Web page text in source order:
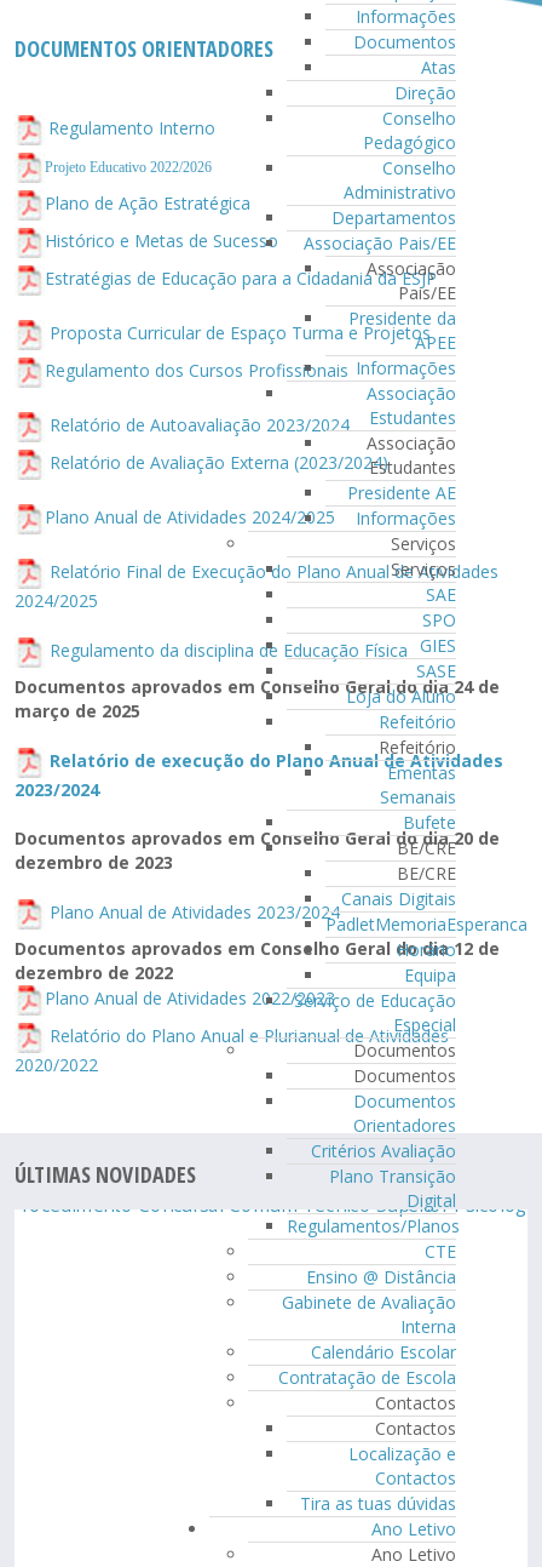
Informações
Documentos
Atas
Direção
Conselho
Pedagógico
Conselho
Administrativo
Departamentos
Associação Pais/EE
Associação
Pais/EE
Presidente da
APEE
Informações
Associação
Estudantes
Associação
Estudantes
Presidente AE
Informações
Serviços
Serviços
SAE
SPO
GIES
SASE
Loja do Aluno
Refeitório
Refeitório
Ementas
Semanais
Bufete
BE/CRE
BE/CRE
Canais Digitais
PadletMemoriaEsperanca
Horário
Equipa
Serviço de Educação
Especial
Documentos
Documentos
Documentos
Orientadores
Critérios Avaliação
Plano Transição
Digital
Regulamentos/Planos
CTE
Ensino @ Distância
Gabinete de Avaliação
Interna
Calendário Escolar
Contratação de Escola
Contactos
Contactos
Localização e
Contactos
Tira as tuas dúvidas
Ano Letivo
Ano Letivo
DOCUMENTOS ORIENTADORES
Regulamento Interno
Projeto Educativo 2022/2026
Plano de Ação Estratégica
Histórico e Metas de Sucesso
Estratégias de Educação para a Cidadania da ESJP
Proposta Curricular de Espaço Turma e Projetos
Regulamento dos Cursos Profissionais
Relatório de Autoavaliação 2023/2024
Relatório de Avaliação Externa (2023/2024)
Plano Anual de Atividades 2024/2025
Relatório Final de Execução do Plano Anual de Atividades
2024/2025
Regulamento da disciplina de Educação Física
Documentos aprovados em Conselho Geral do dia 24 de
março de 2025
Relatório de execução do Plano Anual de Atividades
2023/2024
Documentos aprovados em Conselho Geral do dia 20 de
dezembro de 2023
Plano Anual de Atividades 2023/2024
Documentos aprovados em Conselho Geral do dia 12 de
dezembro de 2022
Plano Anual de Atividades 2022/2023
Relatório do Plano Anual e Plurianual de Atividades
2020/2022
ÚLTIMAS NOVIDADES